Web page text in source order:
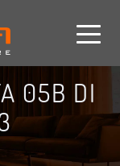
05B DI